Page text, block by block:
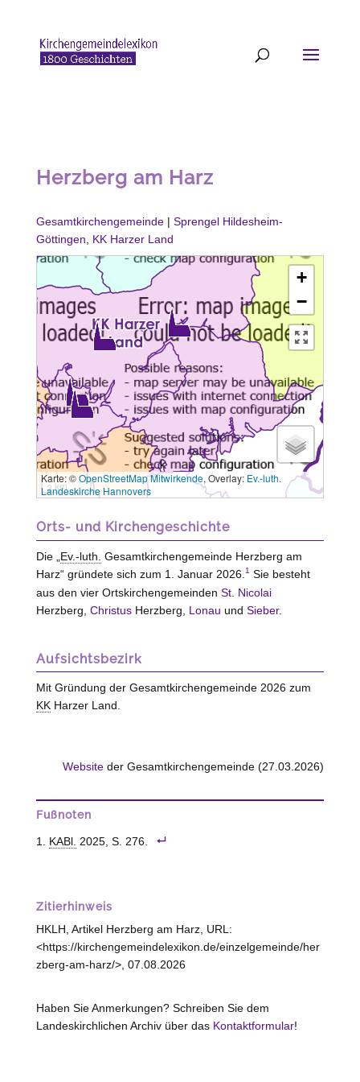
Herzberg am Harz
Gesamtkirchengemeinde| Sprengel Hildesheim-
Göttingen
KK Harzer Land
+
−
3 km
Karte: ©OpenStreetMap Mitwirkende, Overlay: Ev.-luth.
Landeskirche Hannovers
Orts- und Kirchengeschichte
Die „ Ev.-luth. Gesamtkirchengemeinde Herzberg am
Harz“ gründete sich zum 1. Januar 2026. 1 Sie besteht
aus den vier Ortskirchengemeinden St. Nicolai
Herzberg, ChristusHerzberg, Lonau und Sieber.
Aufsichtsbezirk
Mit Gründung der Gesamtkirchengemeinde 2026 zum
KKHarzer Land.
Website der Gesamtkirchengemeinde (27.03.2026)
Fußnoten
KABl. 2025, S. 276.
Zitierhinweis
HKLH, Artikel Herzberg am Harz, URL:
<https://kirchengemeindelexikon.de/einzelgemeinde/her
zberg-am-harz/>, 07.08.2026
Haben Sie Anmerkungen? Schreiben Sie dem
Landeskirchlichen Archiv über das Kontaktformular!